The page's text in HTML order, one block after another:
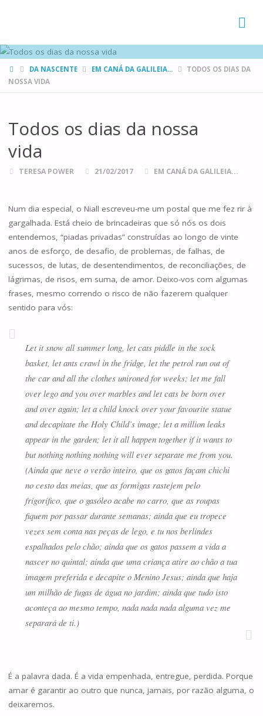
HOMEDA NASCENTE EM CANÁ DA GALILEIA...
TODOS OS DIAS DA
NOSSA VIDA
Todos os dias da nossa
vida
TERESA POWER 21/02/2017 EM CANÁ DA GALILEIA...
Num dia especial, o Niall escreveu-me um postal que me fez rir à
gargalhada. Está cheio de brincadeiras que só nós os dois
entendemos, “piadas privadas” construídas ao longo de vinte
anos de esforço, de desafio, de problemas, de falhas, de
sucessos, de lutas, de desentendimentos, de reconciliações, de
lágrimas, de risos, em suma, de amor. Deixo-vos com algumas
frases, mesmo correndo o risco de não fazerem qualquer
sentido para vós:
Let it snow all summer long, let cats piddle in the sock
basket, let ants crawl in the fridge, let the petrol run out of
the car and all the clothes unironed for weeks; let me fall
over lego and you over marbles and let cats be born over
and over again; let a child knock over your favourite statue
and decapitate the Holy Child’s image; let a million leaks
appear in the garden; let it all happen together if it wants to
but nothing nothing nothing will ever separate me from you.
(Ainda que neve o verão inteiro, que os gatos façam chichi
no cesto das meias, que as formigas rastejem pelo
frigorífico, que o gasóleo acabe no carro, que as roupas
fiquem por passar durante semanas; ainda que eu tropece
vezes sem conta nas peças de lego, e tu nos berlindes
espalhados pelo chão; ainda que os gatos passem a vida a
nascer no quintal; ainda que uma criança atire ao chão a tua
imagem preferida e decapite o Menino Jesus; ainda que haja
um milhão de fugas de água no jardim; ainda que tudo isto
aconteça ao mesmo tempo, nada nada nada alguma vez me
separará de ti.)
É a palavra dada. É a vida empenhada, entregue, perdida. Porque
amar é garantir ao outro que nunca, jamais, por razão alguma, o
deixaremos.